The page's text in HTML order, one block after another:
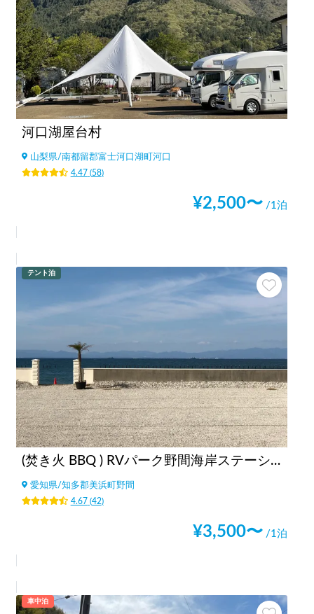
河口湖屋台村
山梨県/南都留郡富士河口湖町河口
4.47 (58)
¥2,500〜 /1泊
テント泊
(焚き火 BBQ ) RVパーク野間海岸ステーション
愛知県/知多郡美浜町野間
4.67 (42)
¥3,500〜 /1泊
車中泊